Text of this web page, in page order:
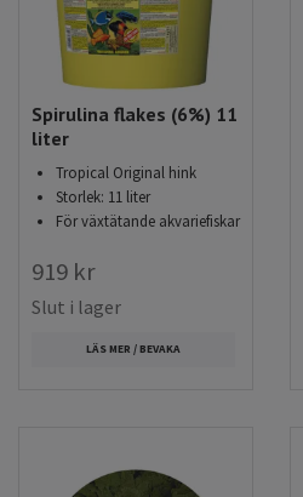
Spirulina flakes (6%) 11
liter
Tropical Original hink
Storlek: 11 liter
För växtätande akvariefiskar
919 kr
Slut i lager
LÄS MER / BEVAKA